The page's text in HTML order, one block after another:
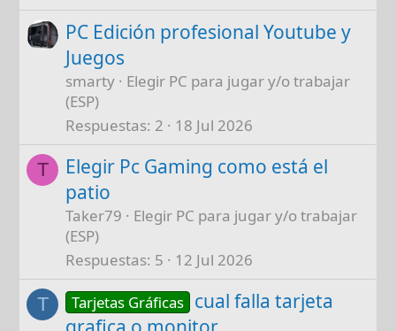
PC Edición profesional Youtube y
Juegos
smarty
Elegir PC para jugar y/o trabajar
(ESP)
Respuestas 2 18 Jul 2026
T
Elegir Pc Gaming como está el
patio
Taker79
Elegir PC para jugar y/o trabajar
(ESP)
Respuestas 5 12 Jul 2026
T Tarjetas Gráficas cual falla tarjeta